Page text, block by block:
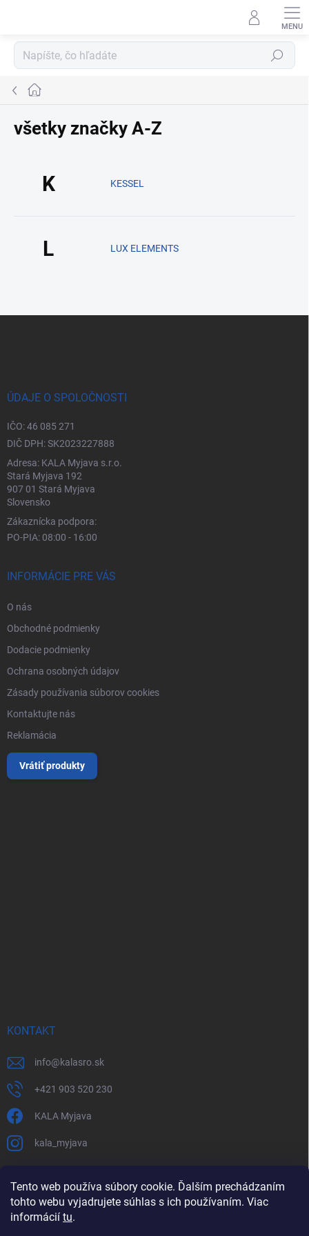
Tento web používa súbory cookie. Ďalším prechádzaním
tohto webu vyjadrujete súhlas s ich používaním. Viac
informácií tu.
Hľadať
Domov
všetky značky A-Z
K KESSEL
L LUX ELEMENTS
ÚDAJE O SPOLOČNOSTI
IČO: 46 085 271
DIČ DPH: SK2023227888
Adresa: KALA Myjava s.r.o.
Stará Myjava 192
907 01 Stará Myjava
Slovensko
Zákaznícka podpora:
PO-PIA: 08:00 - 16:00
INFORMÁCIE PRE VÁS
O nás
Obchodné podmienky
Dodacie podmienky
Ochrana osobných údajov
Zásady používania súborov cookies
Kontaktujte nás
Reklamácia
Vrátiť produkty
KONTAKT
info@kalasro.sk
+421 903 520 230
KALA Myjava
kala_myjava